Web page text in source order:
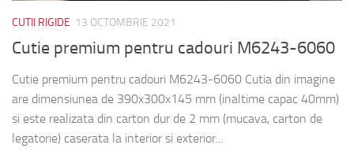
CUTII RIGIDE 13 OCTOMBRIE 2021
Cutie premium pentru cadouri M6243-6060
Cutie premium pentru cadouri M6243-6060 Cutia din imagine
are dimensiunea de 390x300x145 mm (inaltime capac 40mm)
si este realizata din carton dur de 2 mm (mucava, carton de
legatorie) caserata la interior si exterior...